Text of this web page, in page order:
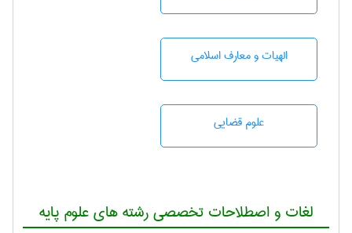
الهیات و معارف اسلامی
علوم قضایی
لغات و اصطلاحات تخصصی رشته های علوم پایه